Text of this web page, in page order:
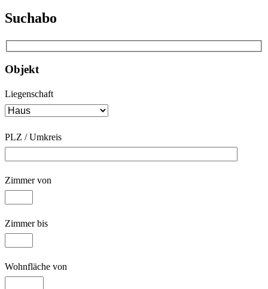
Suchabo
Objekt
Liegenschaft
PLZ / Umkreis
Zimmer von
Zimmer bis
Wohnfläche von